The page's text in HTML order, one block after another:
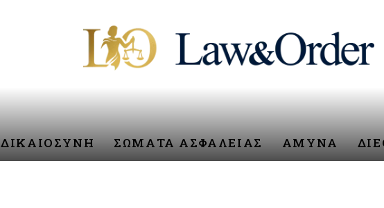
ΔΙΚΑΙΟΣΥΝΗ ΣΩΜΑΤΑ ΑΣΦΑΛΕΙΑΣ ΑΜΥΝΑ